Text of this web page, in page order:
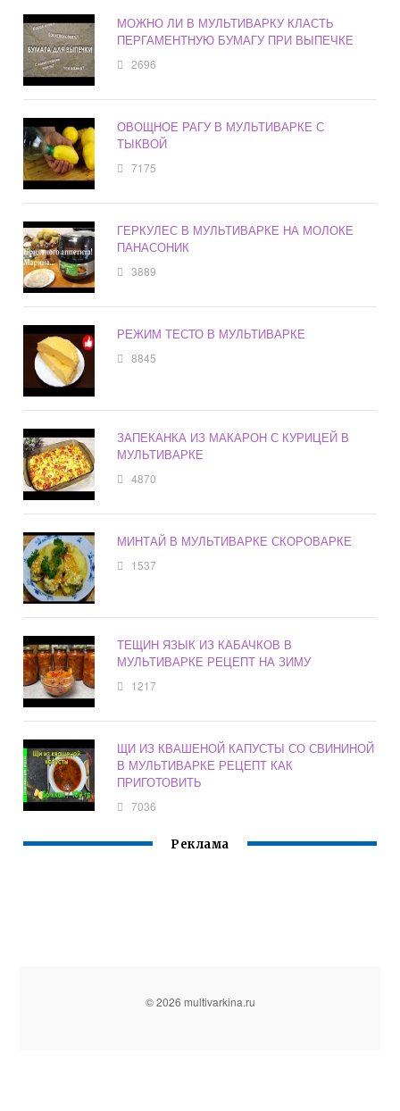
МОЖНО ЛИ В МУЛЬТИВАРКУ КЛАСТЬ
ПЕРГАМЕНТНУЮ БУМАГУ ПРИ ВЫПЕЧКЕ
2696
ОВОЩНОЕ РАГУ В МУЛЬТИВАРКЕ С
ТЫКВОЙ
7175
ГЕРКУЛЕС В МУЛЬТИВАРКЕ НА МОЛОКЕ
ПАНАСОНИК
3889
РЕЖИМ ТЕСТО В МУЛЬТИВАРКЕ
8845
ЗАПЕКАНКА ИЗ МАКАРОН С КУРИЦЕЙ В
МУЛЬТИВАРКЕ
4870
МИНТАЙ В МУЛЬТИВАРКЕ СКОРОВАРКЕ
1537
ТЕЩИН ЯЗЫК ИЗ КАБАЧКОВ В
МУЛЬТИВАРКЕ РЕЦЕПТ НА ЗИМУ
1217
ЩИ ИЗ КВАШЕНОЙ КАПУСТЫ СО СВИНИНОЙ
В МУЛЬТИВАРКЕ РЕЦЕПТ КАК
ПРИГОТОВИТЬ
7036
Реклама
© 2026 multivarkina.ru